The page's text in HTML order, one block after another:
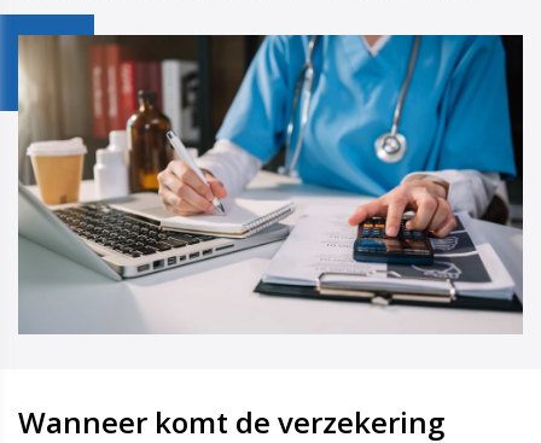
Wanneer komt de verzekering